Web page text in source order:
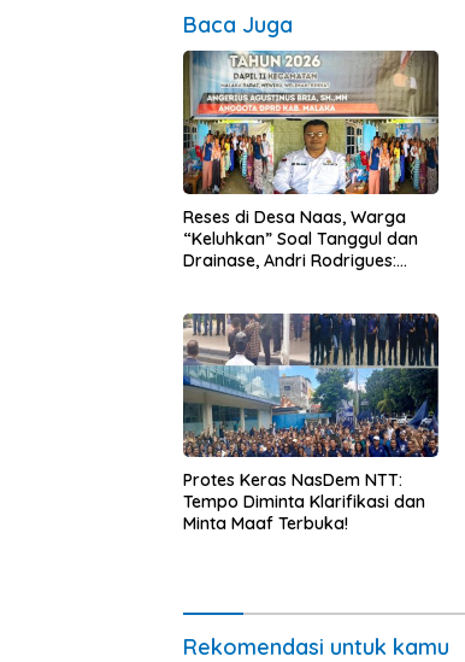
Baca Juga
Reses di Desa Naas, Warga
“Keluhkan” Soal Tanggul dan
Drainase, Andri Rodrigues:
Protes Keras NasDem NTT:
Tempo Diminta Klarifikasi dan
Minta Maaf Terbuka!
Rekomendasi untuk kamu